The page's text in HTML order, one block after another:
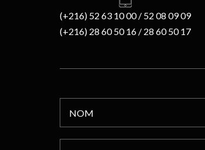
(+216) 52 63 10 00 / 52 08 09 09
(+216) 28 60 50 16 / 28 60 50 17